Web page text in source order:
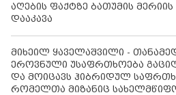
აღების ფაქტზე ბათუმის
დააკავა
მიხეილ ყაველაშვილი -
ეროვნული უსაფრთხოება
და მოიცავს ჰიბრიდულ
რომელთა მიზანიც